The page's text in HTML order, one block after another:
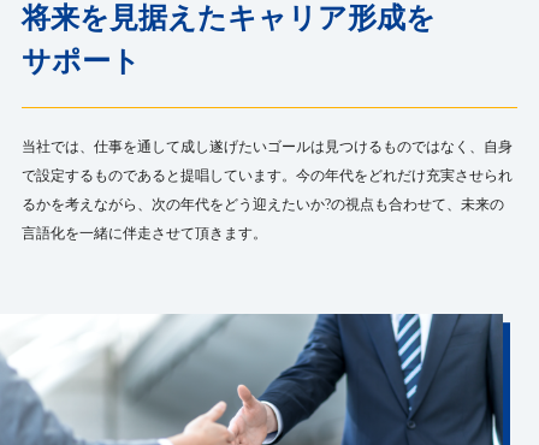
将来を見据えたキャリア形成を
サポート
当社では、仕事を通して成し遂げたいゴールは見つけるものではなく、自身
で設定するものであると提唱しています。今の年代をどれだけ充実させられ
るかを考えながら、次の年代をどう迎えたいか?の視点も合わせて、未来の
言語化を一緒に伴走させて頂きます。